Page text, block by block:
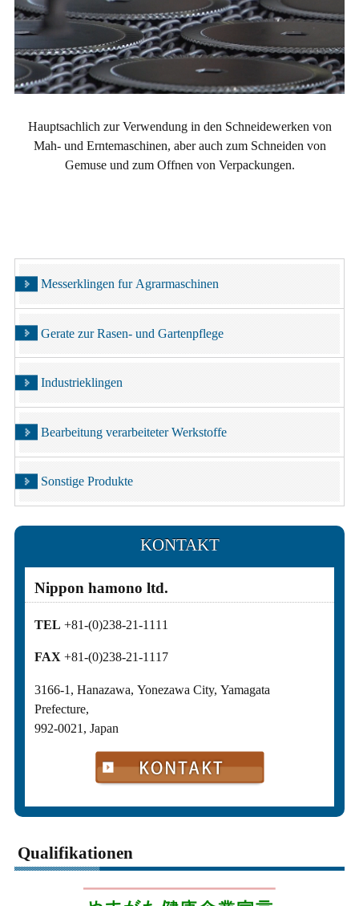
Messerklingen fur Agrarmaschinen
Gerate zur Rasen- und Gartenpflege
Industrieklingen
Bearbeitung verarbeiteter Werkstoffe
Sonstige Produkte
KONTAKT
Nippon hamono ltd.
TEL +81-(0)238-21-1111
FAX+81-(0)238-21-1117
3166-1, Hanazawa, Yonezawa City, Yamagata
Prefecture,
992-0021, Japan
Qualifikationen
Hauptsachlich zur Verwendung in den Schneidewerken von
Mah- und Erntemaschinen, aber auch zum Schneiden von
Gemuse und zum Offnen von Verpackungen.